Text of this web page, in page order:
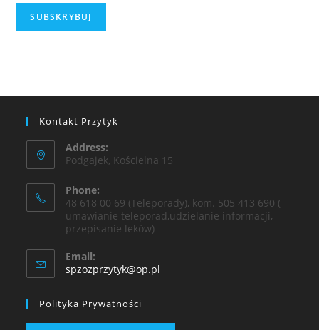
Kontakt Przytyk
Address:
Podgajek, Kościelna 15
Phone:
48 618 00 69 (Teleporady), kom. 505 413 690 (
umawianie teleporad,udzielanie informacji,
przepisanie leków)
Email:
spzozprzytyk@op.pl
Polityka Prywatności